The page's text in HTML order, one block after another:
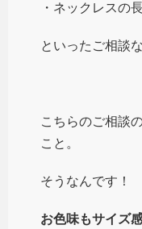
・ネックレスの
といったご相談
こちらのご相談
こと。
そうなんです！
お色味もサイズ